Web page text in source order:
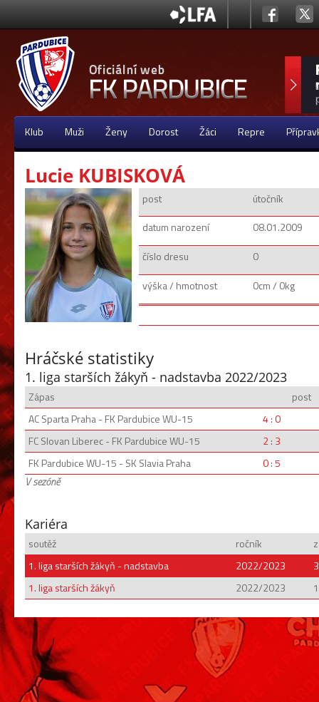
Klub Muži Ženy Dorost Žáci Repre
Lucie KUBISKOVÁ
post
útočník
datum narození
08.01.2009
číslo dresu
0
výška / hmotnost
0cm / 0kg
Hráčské statistiky
1. liga starších žákyň - nadstavba 2022/2023
Zápas
post
AC Sparta Praha - FK Pardubice WU-15
4 : 0
FC Slovan Liberec - FK Pardubice WU-15
2 : 3
FK Pardubice WU-15 - SK Slavia Praha
0 : 5
V sezóně
Kariéra
soutěž ročník
1. liga starších žákyň - nadstavba
2022/2023
3
1. liga starších žákyň
2022/2023